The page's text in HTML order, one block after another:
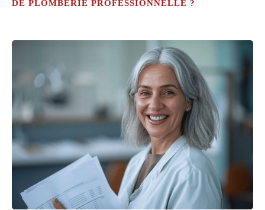
DE PLOMBERIE PROFESSIONNELLE ?